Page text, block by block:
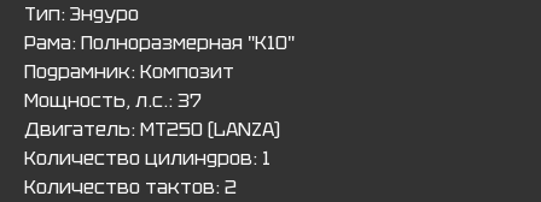
Тип: Эндуро
Рама: Полноразмерная "К10"
Подрамник: Композит
Мощность, л.с.: 37
Двигатель: MT250 (LANZA)
Количество цилиндров: 1
Количество тактов: 2